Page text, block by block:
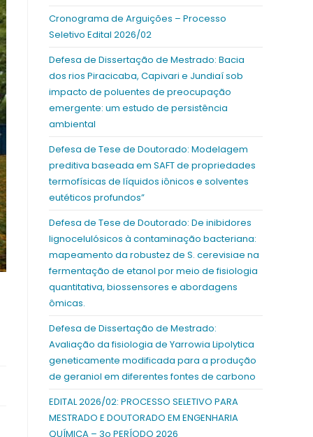
Cronograma de Arguições – Processo
Seletivo Edital 2026/02
Defesa de Dissertação de Mestrado: Bacia
dos rios Piracicaba, Capivari e Jundiaí sob
impacto de poluentes de preocupação
emergente: um estudo de persistência
ambiental
Defesa de Tese de Doutorado: Modelagem
preditiva baseada em SAFT de propriedades
termofísicas de líquidos iônicos e solventes
eutéticos profundos”
Defesa de Tese de Doutorado: De inibidores
lignocelulósicos à contaminação bacteriana:
mapeamento da robustez de S. cerevisiae na
fermentação de etanol por meio de fisiologia
quantitativa, biossensores e abordagens
ômicas.
Defesa de Dissertação de Mestrado:
Avaliação da fisiologia de Yarrowia Lipolytica
geneticamente modificada para a produção
de geraniol em diferentes fontes de carbono
EDITAL 2026/02: PROCESSO SELETIVO PARA
MESTRADO E DOUTORADO EM ENGENHARIA
QUÍMICA – 3o PERÍODO 2026